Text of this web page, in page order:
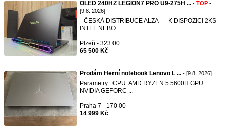
OLED 240HZ LEGION7 PRO U9-275H ... - TOP -
[9.8. 2026]
--ČESKÁ DISTRIBUCE ALZA-- --K DISPOZICI 2KS
INTEL NEBO ...
Plzeň - 323 00
65 500 Kč
Prodám Herní notebook Lenovo L ... - [9.8. 2026]
Parametry : CPU: AMD RYZEN 5 5600H GPU:
NVIDIA GEFORC ...
Praha 7 - 170 00
14 999 Kč